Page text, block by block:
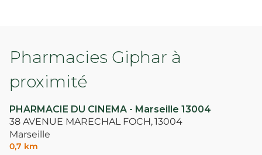
Pharmacies Giphar à
proximité
PHARMACIE DU CINEMA - Marseille 13004
38 AVENUE MARECHAL FOCH,13004
Marseille
0,7 km